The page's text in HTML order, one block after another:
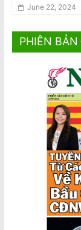
June 22, 2024
PHIÊN